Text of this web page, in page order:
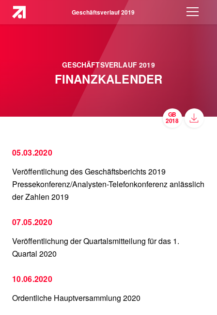
Geschäftsverlauf 2019
GESCHÄFTSVERLAUF 2019
FINANZKALENDER
05.03.2020
Veröffentlichung des Geschäftsberichts 2019
Pressekonferenz/Analysten-Telefonkonferenz anlässlich
der Zahlen 2019
07.05.2020
Veröffentlichung der Quartalsmitteilung für das 1.
Quartal 2020
10.06.2020
Ordentliche Hauptversammlung 2020